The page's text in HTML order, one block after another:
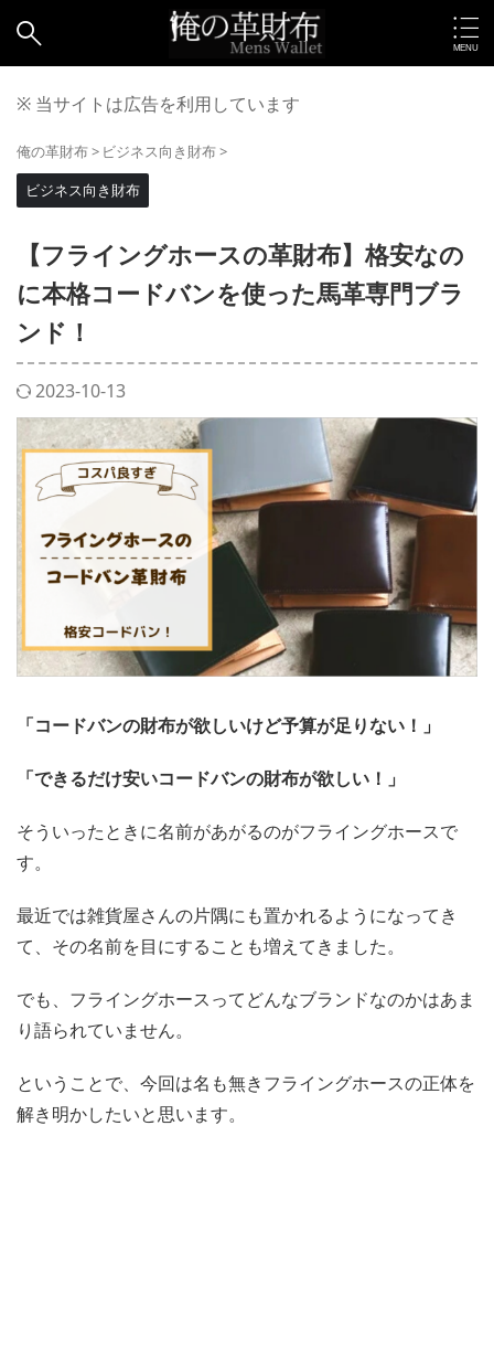
※ 当サイトは広告を利用しています
俺の革財布> ビジネス向き財布>
ビジネス向き財布
【フライングホースの革財布】格安なの
に本格コードバンを使った馬革専門ブラ
ンド！
2023-10-13
「コードバンの財布が欲しいけど予算が足りない！」
「できるだけ安いコードバンの財布が欲しい！」
そういったときに名前があがるのがフライングホースで
す。
最近では雑貨屋さんの片隅にも置かれるようになってき
て、その名前を目にすることも増えてきました。
でも、フライングホースってどんなブランドなのかはあま
り語られていません。
ということで、今回は名も無きフライングホースの正体を
解き明かしたいと思います。